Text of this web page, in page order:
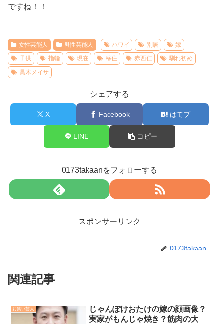
ですね！！
女性芸能人 男性芸能人 ハワイ 別居
嫁
子供
指輪 現在 移住 赤西仁
馴れ初め
黒木メイサ
シェアする
X Facebook はてブ
LINE コピー
0173takaanをフォローする
スポンサーリンク
0173takaan
関連記事
お笑い芸人
じゃんぽけおたけの嫁の顔画像？
実家がもんじゃ焼き？筋肉の大